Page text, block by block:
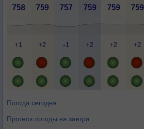
758 759 757 759 759 759
+1 +2 -1 +2 +2 +2
Погода сегодня
Прогноз погоды на завтра